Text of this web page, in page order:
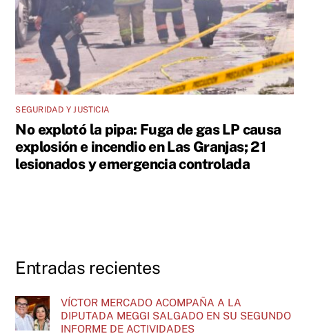
SEGURIDAD Y JUSTICIA
No explotó la pipa: Fuga de gas LP causa
explosión e incendio en Las Granjas; 21
lesionados y emergencia controlada
Entradas recientes
VÍCTOR MERCADO ACOMPAÑA A LA
DIPUTADA MEGGI SALGADO EN SU SEGUNDO
INFORME DE ACTIVIDADES